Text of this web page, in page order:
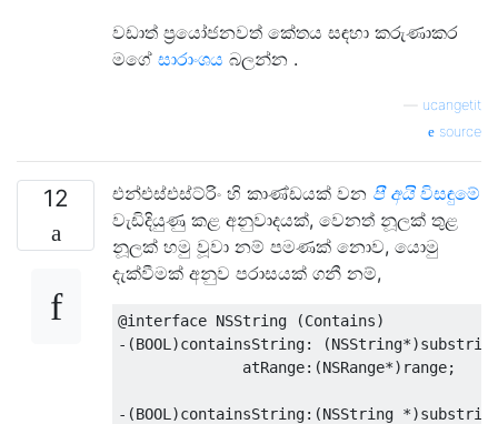
වඩාත් ප්‍රයෝජනවත් කේතය සඳහා කරුණාකර
මගේ සාරාංශය බලන්න .
ucangetit
source
12 එන්එස්එස්ට්රිං හි කාණ්ඩයක් වන පී අයිවිසඳුමේ
වැඩිදියුණු කළ අනුවාදයක්, වෙනත් නූලක් තුළ
නූලක් හමු වූවා නම් පමණක් නොව, යොමු
දැක්වීමක් අනුව පරාසයක් ගනී නම්,
@interface NSString (Contains)
-(BOOL )containsString: (NSString*)
              atRange
:(NSRange*) range;
-(BOOL )containsString:(NSString *)